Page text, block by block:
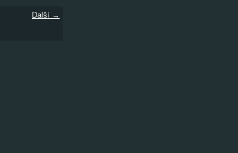
Další →